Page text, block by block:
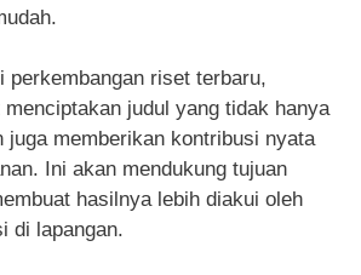
perkembangan riset terbaru,
judul yang tidak hanya
juga memberikan kontribusi nyata
Ini akan mendukung tujuan
hasilnya lebih diakui oleh
di lapangan.